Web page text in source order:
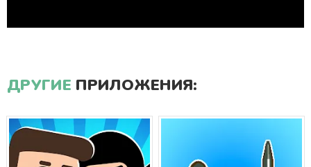
ДРУГИЕ ПРИЛОЖЕНИЯ: